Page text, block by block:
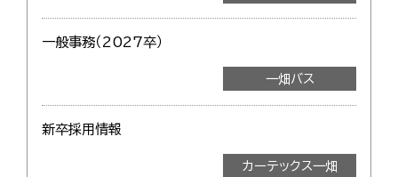
一般事務（2027卒）
一畑バス
新卒採用情報
カーテックス一畑